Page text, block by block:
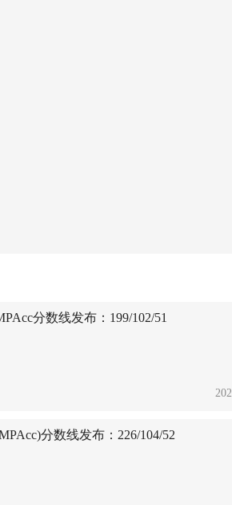
分数线发布：199/102/51
分数线发布：226/104/52